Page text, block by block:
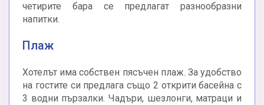
четирите бара се предлагат разнообразни
напитки.
Плаж
Хотелът има собствен пясъчен плаж. За удобство
на гостите си предлага също 2 открити басейна с
3 водни пързалки. Чадъри, шезлонги, матраци и